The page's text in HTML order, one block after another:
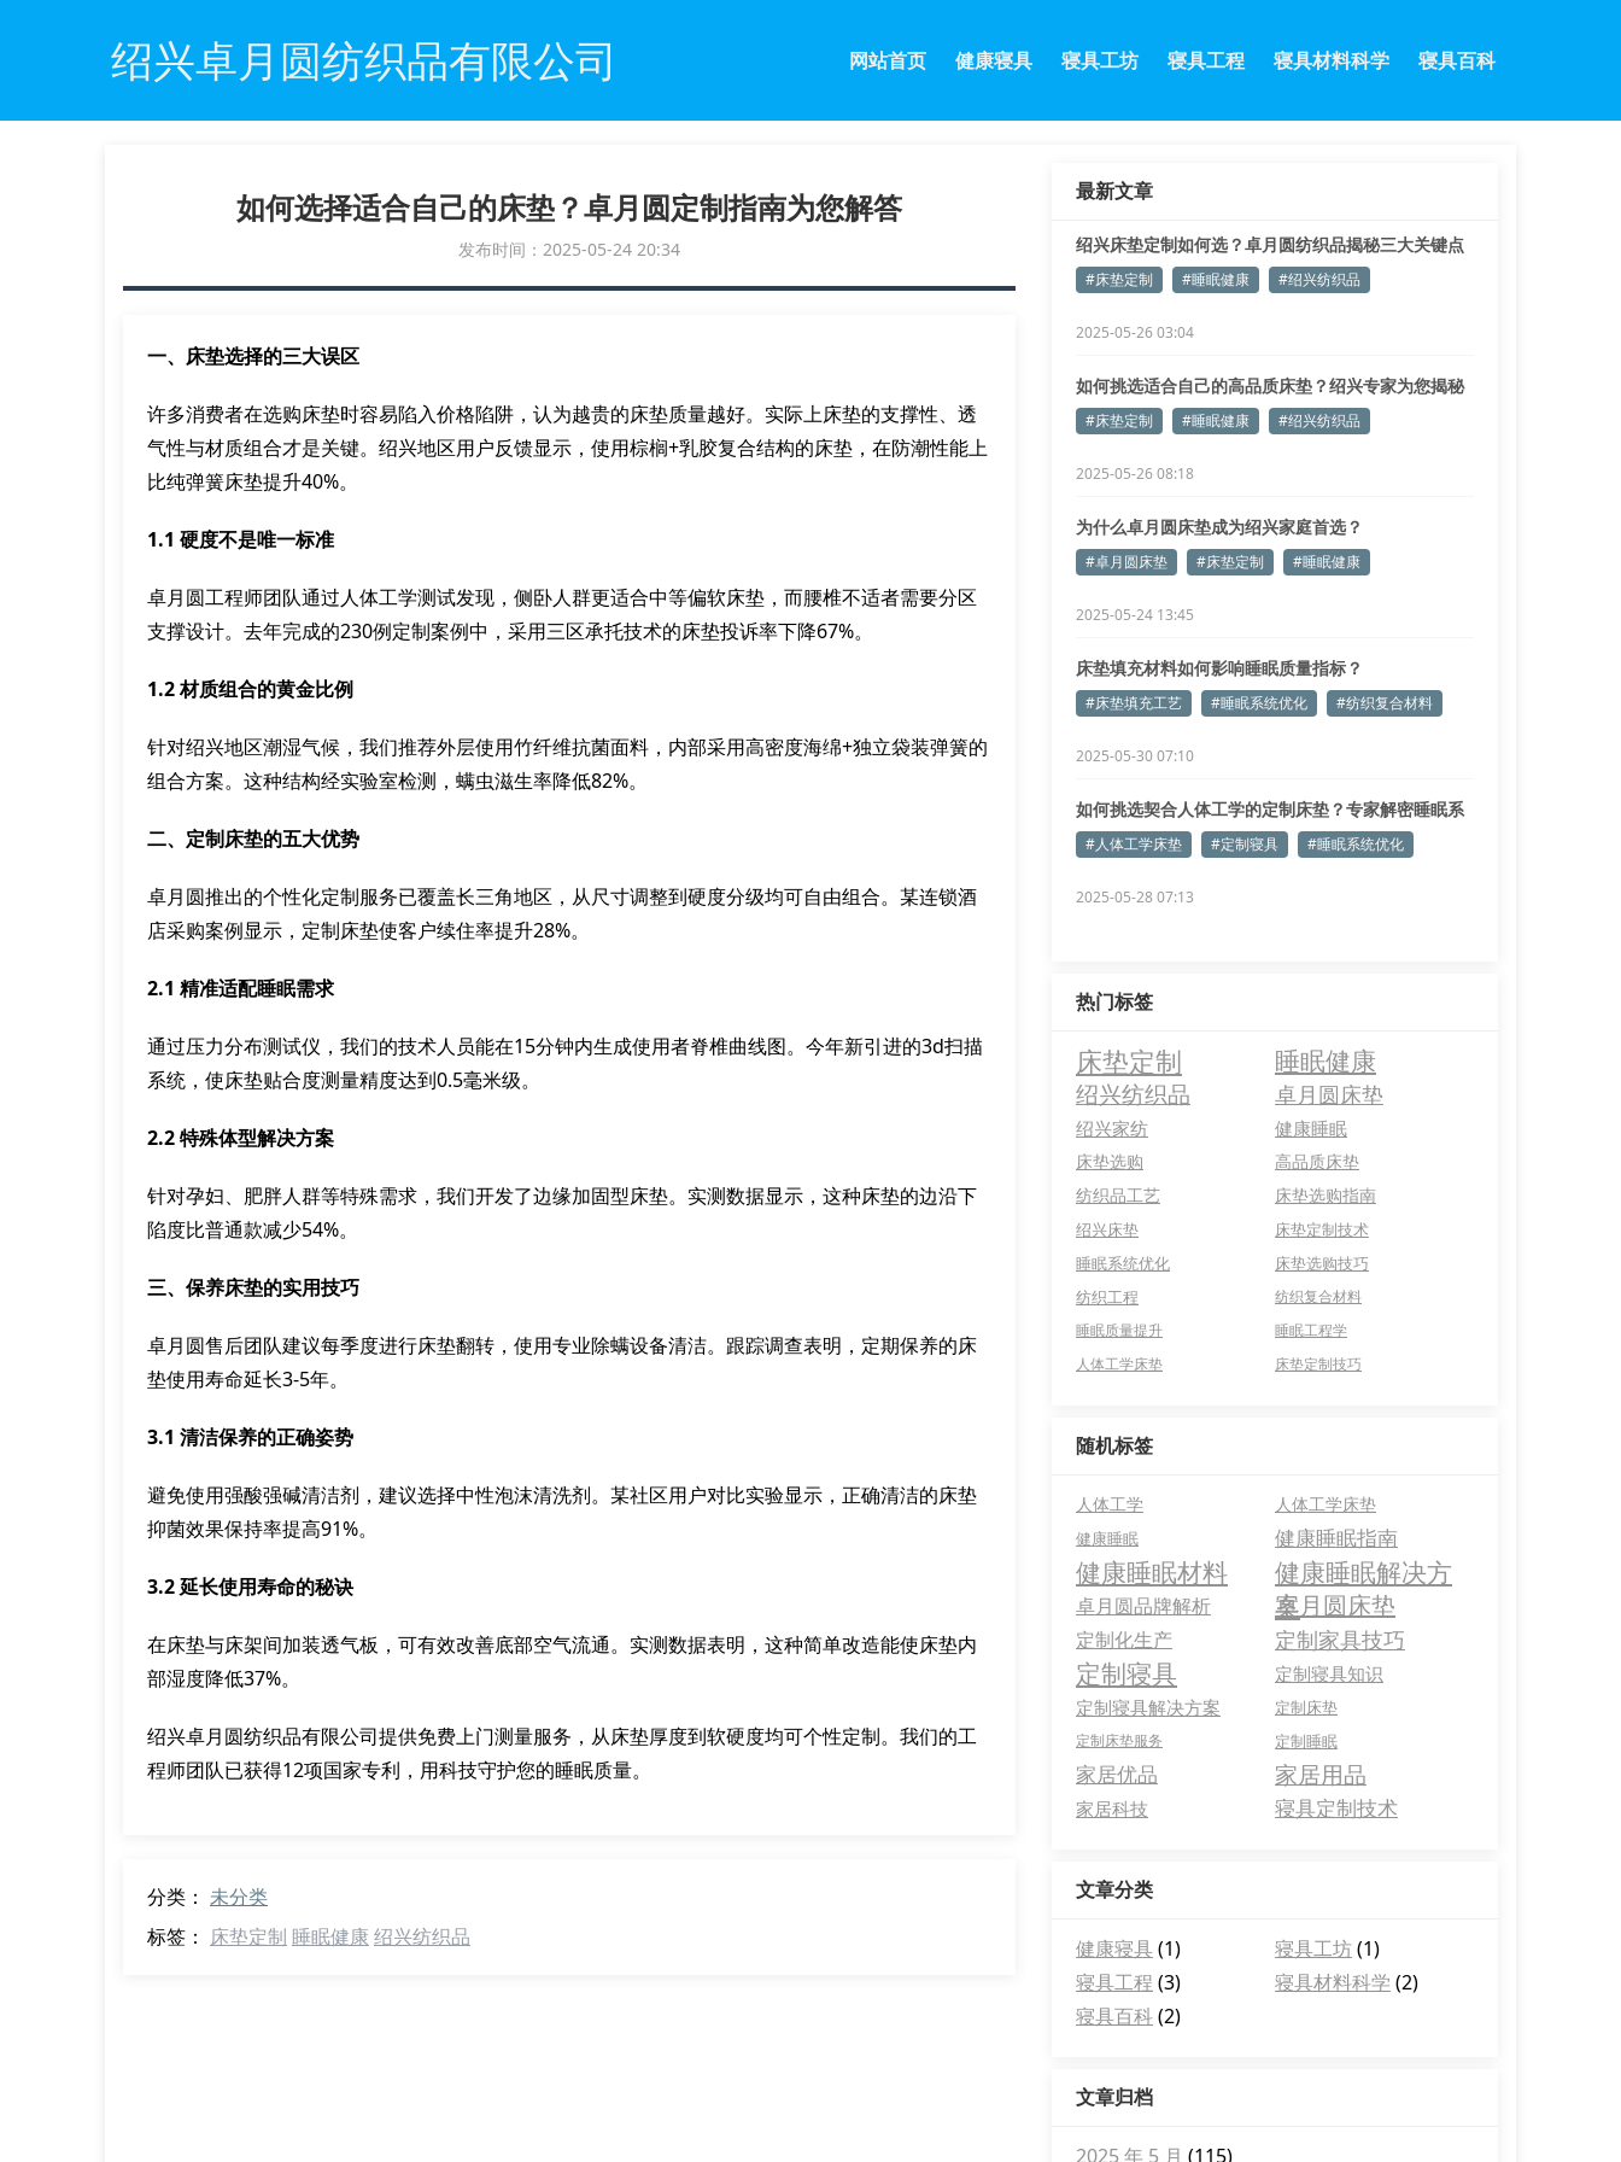
绍兴卓月圆纺织品有限公司 网站首页 健康寝具 寝具工坊 寝具工程 寝具材料科学 寝具百科
如何选择适合自己的床垫？卓月圆定制指南为您解答
发布时间：2025-05-24 20:34
一、床垫选择的三大误区
许多消费者在选购床垫时容易陷入价格陷阱，认为越贵的床垫质量越好。实际上床垫的支撑性、透
气性与材质组合才是关键。绍兴地区用户反馈显示，使用棕榈+乳胶复合结构的床垫，在防潮性能上
比纯弹簧床垫提升40%。
1.1 硬度不是唯一标准
卓月圆工程师团队通过人体工学测试发现，侧卧人群更适合中等偏软床垫，而腰椎不适者需要分区
支撑设计。去年完成的230例定制案例中，采用三区承托技术的床垫投诉率下降67%。
1.2 材质组合的黄金比例
针对绍兴地区潮湿气候，我们推荐外层使用竹纤维抗菌面料，内部采用高密度海绵+独立袋装弹簧的
组合方案。这种结构经实验室检测，螨虫滋生率降低82%。
二、定制床垫的五大优势
卓月圆推出的个性化定制服务已覆盖长三角地区，从尺寸调整到硬度分级均可自由组合。某连锁酒
店采购案例显示，定制床垫使客户续住率提升28%。
2.1 精准适配睡眠需求
通过压力分布测试仪，我们的技术人员能在15分钟内生成使用者脊椎曲线图。今年新引进的3d扫描
系统，使床垫贴合度测量精度达到0.5毫米级。
2.2 特殊体型解决方案
针对孕妇、肥胖人群等特殊需求，我们开发了边缘加固型床垫。实测数据显示，这种床垫的边沿下
陷度比普通款减少54%。
三、保养床垫的实用技巧
卓月圆售后团队建议每季度进行床垫翻转，使用专业除螨设备清洁。跟踪调查表明，定期保养的床
垫使用寿命延长3-5年。
3.1 清洁保养的正确姿势
避免使用强酸强碱清洁剂，建议选择中性泡沫清洗剂。某社区用户对比实验显示，正确清洁的床垫
抑菌效果保持率提高91%。
3.2 延长使用寿命的秘诀
在床垫与床架间加装透气板，可有效改善底部空气流通。实测数据表明，这种简单改造能使床垫内
部湿度降低37%。
绍兴卓月圆纺织品有限公司提供免费上门测量服务，从床垫厚度到软硬度均可个性定制。我们的工
程师团队已获得12项国家专利，用科技守护您的睡眠质量。
分类： 未分类
标签： 床垫定制 睡眠健康 绍兴纺织品
最新文章
绍兴床垫定制如何选？卓月圆纺织品揭秘三大关键点
#床垫定制 #睡眠健康 #绍兴纺织品
2025-05-26 03:04
如何挑选适合自己的高品质床垫？绍兴专家为您揭秘
#床垫定制 #睡眠健康 #绍兴纺织品
2025-05-26 08:18
为什么卓月圆床垫成为绍兴家庭首选？
#卓月圆床垫 #床垫定制 #睡眠健康
2025-05-24 13:45
床垫填充材料如何影响睡眠质量指标？
#床垫填充工艺 #睡眠系统优化 #纺织复合材料
2025-05-30 07:10
如何挑选契合人体工学的定制床垫？专家解密睡眠系
统优化方案
#人体工学床垫 #定制寝具 #睡眠系统优化
2025-05-28 07:13
热门标签
床垫定制 睡眠健康
绍兴纺织品 卓月圆床垫
绍兴家纺 健康睡眠
床垫选购
高品质床垫
纺织品工艺
床垫选购指南
绍兴床垫
床垫定制技术
睡眠系统优化
床垫选购技巧
纺织工程
纺织复合材料
睡眠质量提升
睡眠工程学
人体工学床垫
床垫定制技巧
随机标签
人体工学 人体工学床垫
健康睡眠 健康睡眠指南
健康睡眠材料
健康睡眠解决方
案
卓月圆品牌解析 卓月圆床垫
定制化生产 定制家具技巧
定制寝具
定制寝具知识
定制寝具解决方案
定制床垫
定制床垫服务 定制睡眠
家居优品 家居用品
家居科技 寝具定制技术
文章分类
健康寝具(1) 寝具工坊(1)
寝具工程 (3) 寝具材料科学 (2)
寝具百科(2)
文章归档
2025 年 5 月 (115)